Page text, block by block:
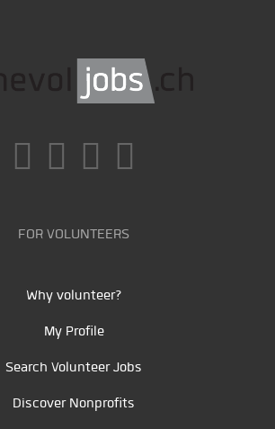
FOR VOLUNTEERS
Why volunteer?
My Profile
Search Volunteer Jobs
Discover Nonprofits